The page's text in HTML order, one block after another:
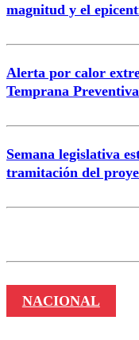
magnitud y el
Alerta por calor
Temprana
Semana legislativa
tramitación del
NACIONAL